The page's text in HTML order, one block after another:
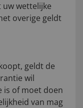
wettelijke
overige geldt
geldt de
wil
is of moet doen
van mag